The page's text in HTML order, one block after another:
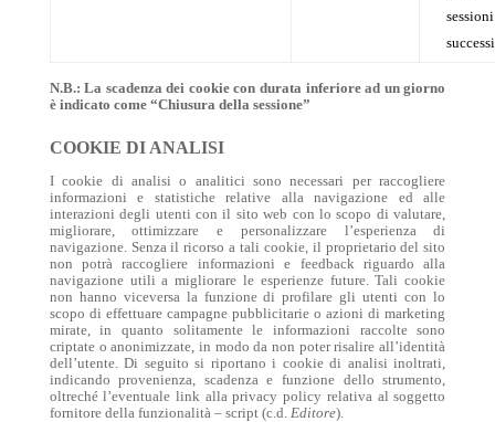
sessioni
N.B.: La scadenza dei cookie con durata inferiore ad un giorno
è indicato come “Chiusura della sessione”
COOKIE DI ANALISI
I cookie di analisi o analitici sono necessari per raccogliere
informazioni e statistiche relative alla navigazione ed alle
interazioni degli utenti con il sito web con lo scopo di valutare,
migliorare, ottimizzare e personalizzare l’esperienza di
navigazione. Senza il ricorso a tali cookie, il proprietario del sito
non potrà raccogliere informazioni e feedback riguardo alla
navigazione utili a migliorare le esperienze future. Tali cookie
non hanno viceversa la funzione di profilare gli utenti con lo
scopo di effettuare campagne pubblicitarie o azioni di marketing
mirate, in quanto solitamente le informazioni raccolte sono
criptate o anonimizzate, in modo da non poter risalire all’identità
dell’utente.Di seguito si riportano i cookie di analisi inoltrati,
indicando provenienza, scadenza e funzione dello strumento,
oltreché l’eventuale link alla privacy policy relativa al soggetto
fornitore della funzionalità – script (c.d. Editore).